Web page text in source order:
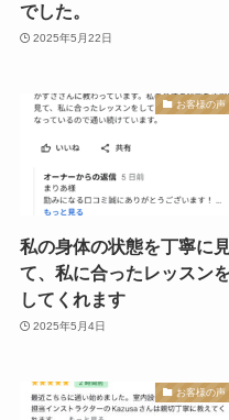
でした。
2025年5月22日
お客様の声
私の身体の状態を丁寧に
て、私に合ったレッスンを
してくれます
2025年5月4日
お客様の声